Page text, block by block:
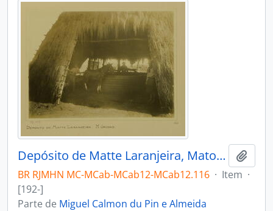
Depósito de Matte Laranjeira, Mato Grosso
BR RJMHN MC-MCab-MCab12-MCab12.116 · Item ·
[192-]
Parte de Miguel Calmon du Pin e Almeida